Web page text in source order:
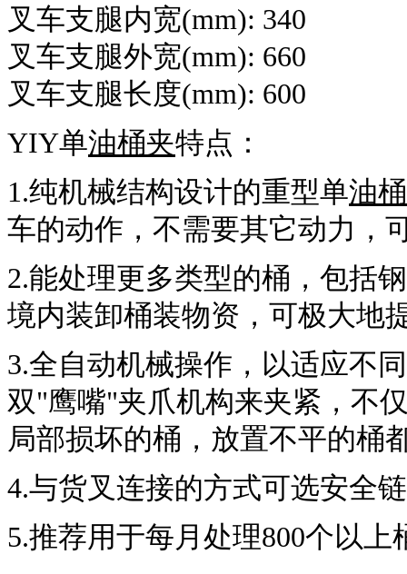
叉车支腿内宽(mm): 340
叉车支腿外宽(mm): 660
叉车支腿长度(mm): 600
YIY单油桶夹特点：
1.纯机械结构设计的重型单油
车的动作，不需要其它动力，
2.能处理更多类型的桶，包括
境内装卸桶装物资，可极大地
3.全自动机械操作，以适应不
双"鹰嘴"夹爪机构来夹紧，不
局部损坏的桶，放置不平的桶
4.与货叉连接的方式可选安全
5.推荐用于每月处理800个以上